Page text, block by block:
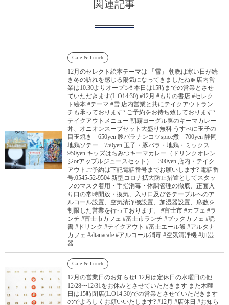
関連記事
Cafe & Lunch
12月のセレクト絵本テーマは 「雪」 朝晩は寒い日が続
き冬の訪れを感じる陽気になってきましたね❄️ 店内営
業は10:30よりオープン❗️ 本日は15時までの営業とさせ
ていただきます(L.O14:30) #12月 #もりの書店 #セレク
ト絵本 #テーマ #雪 店内営業と共にテイクアウトラン
チも承っております? ご予約をお待ち致しております?
テイクアウトメニュー 朝霧ヨーグル豚のキーマカレー
丼、オニオンスープセット大盛り無料 うすべに玉子の
目玉焼き 650yen 豚バラナンコツspice煮 700yen 静岡
地鶏ソテー 750yen 玉子・豚バラ・地鶏・ミックス
950yen キッズはちみつキーマカレー（ドリンクオレン
ジorアップルジュースセット） 300yen 店内・テイク
アウトご予約は下記電話番号までお願いします? 電話番
号:0545-52-9504 新型コロナ拡大防止措置としてスタッ
フのマスク着用・手指消毒・体調管理の徹底、正面入
り口の常時開放・換気、入り口及び各テーブルへのア
ルコール設置、空気清浄機設置、加湿器設置、席数を
制限した営業を行っております。 #富士市 #カフェ #ラ
ンチ #富士市カフェ #富士市ランチ #ブックカフェ #読
書 #ドリンク #テイクアウト #富士エール飯 #アルタナ
カフェ #altanacafe #アルコール消毒 #空気清浄機 #加湿
器
Cafe & Lunch
12月の営業日のお知らせ❗️ 12月は定休日の水曜日の他
12/28〜12/31をお休みとさせていただきます また木曜
日は15時閉店(L.O14:30)での営業とさせていただきます
のでよろしくお願いいたします? #12月 #店休日 #お知ら